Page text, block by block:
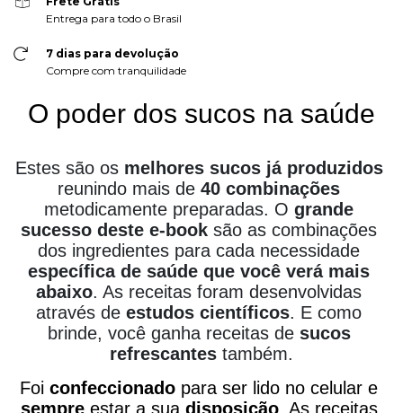
Entrega para todo o Brasil
7 dias para devolução
Compre com tranquilidade
O poder dos sucos na saúde
Estes são os melhores sucos já produzidos
reunindo mais de
metodicamente preparadas. O grande
sucesso deste e-book são as combinações
específica de saúde que você verá mais
abaixo. As receitas foram desenvolvidas
através de estudos científicos. E como
brinde, você ganha receitas de sucos
refrescantes também.
Foi confeccionado
sempre estar a sua disposição. As receitas